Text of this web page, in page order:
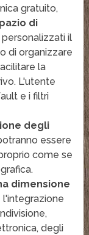
gratuito,
di
personalizzati il
di organizzare
la
L'utente
e i filtri
degli
essere
come se
dimensione
l'integrazione
degli